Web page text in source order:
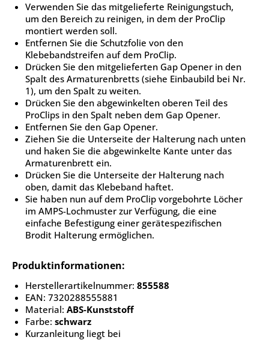
Verwenden Sie das mitgelieferte Reinigungstuch,
um den Bereich zu reinigen, in dem der ProClip
montiert werden soll.
Entfernen Sie die Schutzfolie von den
Klebebandstreifen auf dem ProClip.
Drücken Sie den mitgelieferten Gap Opener in den
Spalt des Armaturenbretts (siehe Einbaubild bei Nr.
1), um den Spalt zu weiten.
Drücken Sie den abgewinkelten oberen Teil des
ProClips in den Spalt neben dem Gap Opener.
Entfernen Sie den Gap Opener.
Ziehen Sie die Unterseite der Halterung nach unten
und haken Sie die abgewinkelte Kante unter das
Armaturenbrett ein.
Drücken Sie die Unterseite der Halterung nach
oben, damit das Klebeband haftet.
Sie haben nun auf dem ProClip vorgebohrte Löcher
im AMPS-Lochmuster zur Verfügung, die eine
einfache Befestigung einer gerätespezifischen
Brodit Halterung ermöglichen.
Produktinformationen:
Herstellerartikelnummer: 855588
EAN: 7320288555881
Material: ABS-Kunststoff
Farbe: schwarz
Kurzanleitung liegt bei